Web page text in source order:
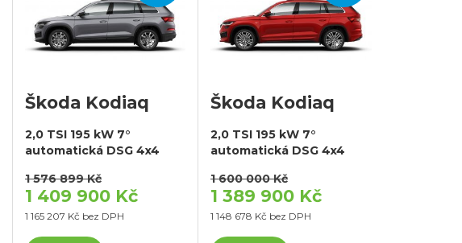
Škoda Kodiaq
2,0 TSI 195 kW 7°
automatická DSG 4x4
1 576 899 Kč
1 409 900 Kč
1 165 207 Kč bez DPH
Škoda Kodiaq
2,0 TSI 195 kW 7°
automatická DSG 4x4
1 600 000 Kč
1 389 900 Kč
1 148 678 Kč bez DPH